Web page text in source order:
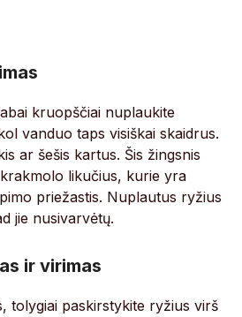
kruopščiai nuplaukite
vanduo taps visiškai skaidrus.
ar šešis kartus. Šis žingsnis
likučius, kurie yra
priežastis. Nuplautus ryžius
jie nusivarvėtų.
ir virimas
tolygiai paskirstykite ryžius virš